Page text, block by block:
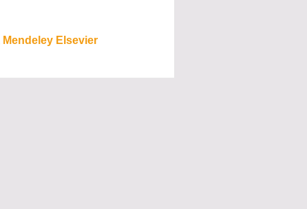
Mendeley Elsevier